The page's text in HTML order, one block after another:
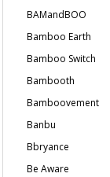
BAMandBOO
Bamboo Earth
Bamboo Switch
Bambooth
Bamboovement
Banbu
Bbryance
Be Aware